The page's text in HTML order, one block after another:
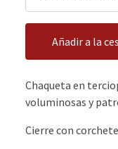
Añadir a la
Chaqueta en
voluminosas y
Cierre con